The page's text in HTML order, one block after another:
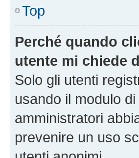
Top
Perché quando
utente mi chiede
Solo gli utenti
usando il modulo
amministratori
prevenire un uso